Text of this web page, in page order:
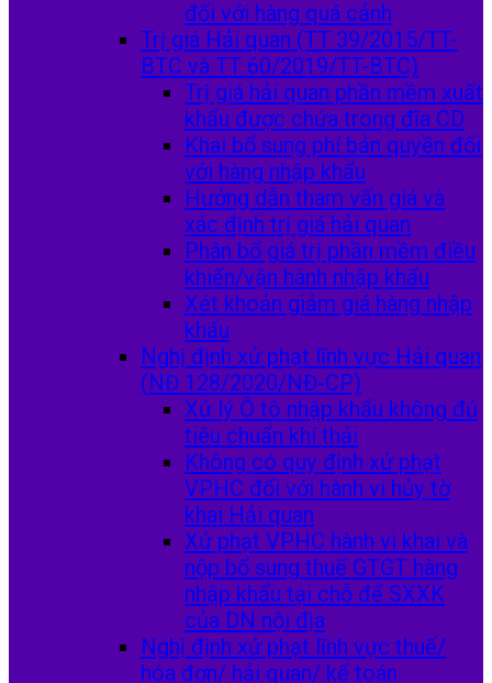
đối với hàng quá cảnh
Trị giá Hải quan (TT 39/2015/TT-
BTC và TT 60/2019/TT-BTC)
Trị giá hải quan phần mềm xuất
khẩu được chứa trong đĩa CD
Khai bổ sung phí bản quyền đối
với hàng nhập khẩu
Hướng dẫn tham vấn giá và
xác định trị giá hải quan
Phân bổ giá trị phần mềm điều
khiển/vận hành nhập khẩu
Xét khoản giảm giá hàng nhập
khẩu
Nghị định xử phạt lĩnh vực Hải quan
(NĐ 128/2020/NĐ-CP)
Xử lý Ô tô nhập khẩu không đủ
tiêu chuẩn khí thải
Không có quy định xử phạt
VPHC đối với hành vi hủy tờ
khai Hải quan
Xử phạt VPHC hành vi khai và
nộp bổ sung thuế GTGT hàng
nhập khẩu tại chỗ để SXXK
của DN nội địa
Nghị định xử phạt lĩnh vực thuế/
hóa đơn/ hải quan/ kế toán